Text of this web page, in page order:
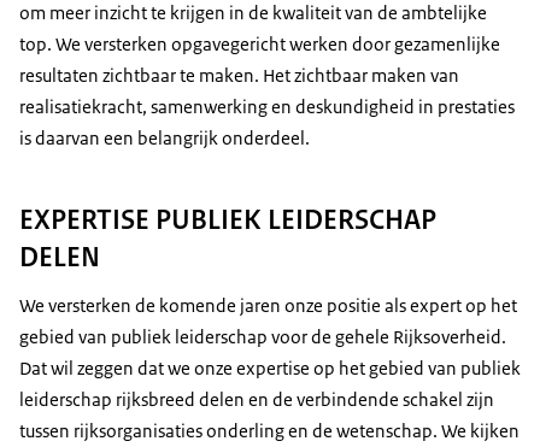
om meer inzicht te krijgen in de kwaliteit van de ambtelijke
top. We versterken opgavegericht werken door gezamenlijke
resultaten zichtbaar te maken. Het zichtbaar maken van
realisatiekracht, samenwerking en deskundigheid in prestaties
is daarvan een belangrijk onderdeel.
EXPERTISE PUBLIEK LEIDERSCHAP
DELEN
We versterken de komende jaren onze positie als expert op het
gebied van publiek leiderschap voor de gehele Rijksoverheid.
Dat wil zeggen dat we onze expertise op het gebied van publiek
leiderschap rijksbreed delen en de verbindende schakel zijn
tussen rijksorganisaties onderling en de wetenschap. We kijken